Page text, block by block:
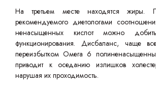
На третьем месте находятся жиры.
рекомендуемого диетологами
ненасыщенных кислот можно
функционирования. Дисбаланс, чаще
переизбытком Омега 6
приводит к оседанию излишков
нарушая их проходимость.